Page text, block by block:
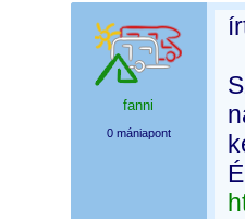
fanni
0 mániapont